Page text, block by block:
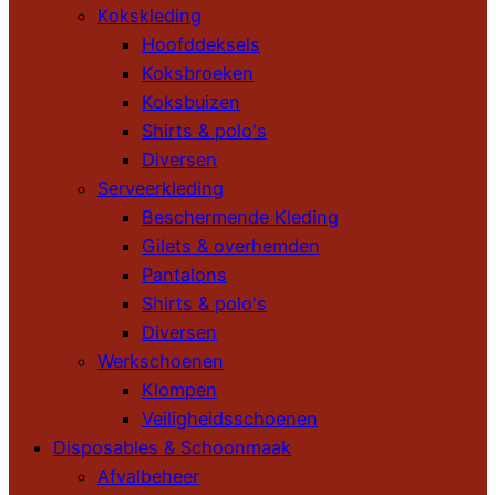
Kokskleding
Hoofddeksels
Koksbroeken
Koksbuizen
Shirts & polo's
Diversen
Serveerkleding
Beschermende Kleding
Gilets & overhemden
Pantalons
Shirts & polo's
Diversen
Werkschoenen
Klompen
Veiligheidsschoenen
Disposables & Schoonmaak
Afvalbeheer